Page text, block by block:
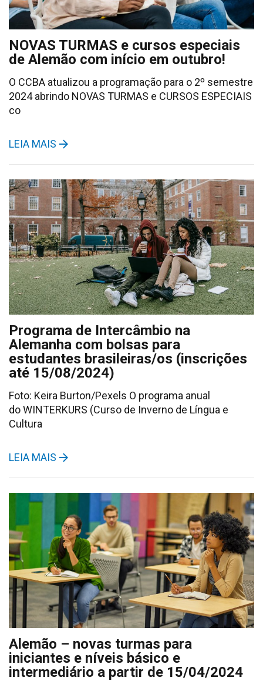
NOVAS TURMAS e cursos especiais
de Alemão com início em outubro!
O CCBA atualizou a programação para o 2º semestre
2024 abrindo NOVAS TURMAS e CURSOS ESPECIAIS
co
LEIA MAIS
Programa de Intercâmbio na
Alemanha com bolsas para
estudantes brasileiras/os (inscrições
até 15/08/2024)
Foto: Keira Burton/Pexels O programa anual
do WINTERKURS (Curso de Inverno de Língua e
Cultura
LEIA MAIS
Alemão – novas turmas para
iniciantes e níveis básico e
intermediário a partir de 15/04/2024